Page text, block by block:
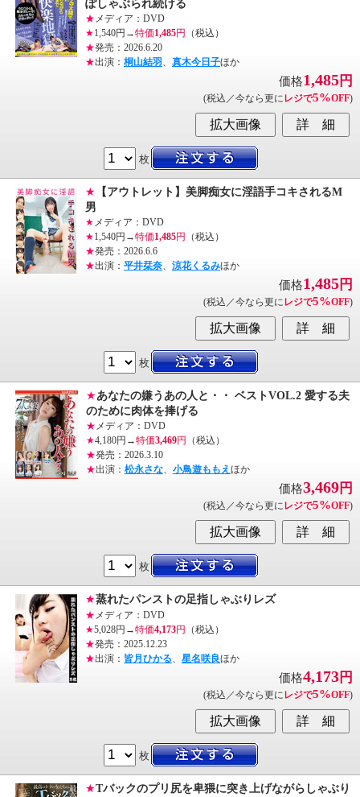
ぽしゃぶられ続ける
★ メディア：DVD
★1,540円→特価1,485円
（税込）
★発売：2026.6.20
★出演： 桐山結羽 、 真木今日子ほか
価格1,485円
(税込／今なら更に レジで5%OFF)
枚
★ 【アウトレット】美脚痴女に淫語手コキされるM
男
★ メディア：DVD
★1,540円→特価1,485円
（税込）
★発売：2026.6.6
★出演： 平井栞奈、 涼花くるみほか
価格1,485円
(税込／今なら更に レジで5%OFF)
枚
★あなたの嫌うあの人と・・ ベストVOL.2 愛する夫
のために肉体を捧げる
★ メディア：DVD
★4,180円→特価3,469円
（税込）
★発売：2026.3.10
★出演： 松永さな、 小鳥遊ももえ ほか
価格3,469円
(税込／今なら更に レジで5%OFF)
枚
★蒸れたパンストの足指しゃぶりレズ
★ メディア：DVD
★5,028円→特価4,173円
（税込）
★発売：2025.12.23
★出演： 皆月ひかる、 星名咲良ほか
価格4,173円
(税込／今なら更に レジで5%OFF)
枚
★Tバックのプリ尻を卑猥に突き上げながらしゃぶり